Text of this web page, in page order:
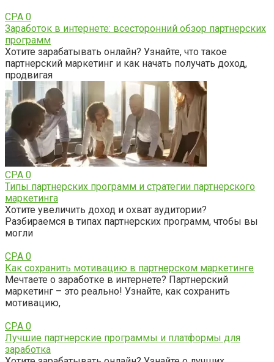
CPA 0
Заработок в интернете: всесторонний обзор партнерских
программ
Хотите зарабатывать онлайн? Узнайте, что такое
партнерский маркетинг и как начать получать доход,
продвигая
CPA 0
Типы партнерских программ и стратегии партнерского
маркетинга
Хотите увеличить доход и охват аудитории?
Разбираемся в типах партнерских программ, чтобы вы
могли
CPA 0
Как сохранить мотивацию в партнерском маркетинге
Мечтаете о заработке в интернете? Партнерский
маркетинг – это реально! Узнайте, как сохранить
мотивацию,
CPA 0
Лучшие партнерские программы и платформы для
заработка